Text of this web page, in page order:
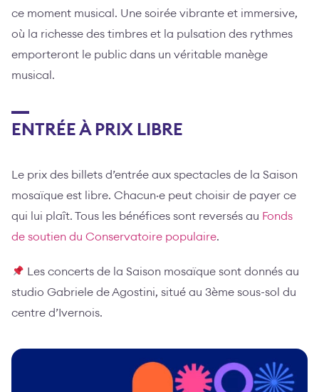
ce moment musical. Une soirée vibrante et immersive,
où la richesse des timbres et la pulsation des rythmes
emporteront le public dans un véritable manège
musical.
ENTRÉE À PRIX LIBRE
Le prix des billets d’entrée aux spectacles de la Saison
mosaïque est libre. Chacun·e peut choisir de payer ce
qui lui plaît. Tous les bénéfices sont reversés au Fonds
de soutien du Conservatoire populaire.
Les concerts de la Saison mosaïque sont donnés au
studio Gabriele de Agostini, situé au 3ème sous-sol du
centre d’Ivernois.